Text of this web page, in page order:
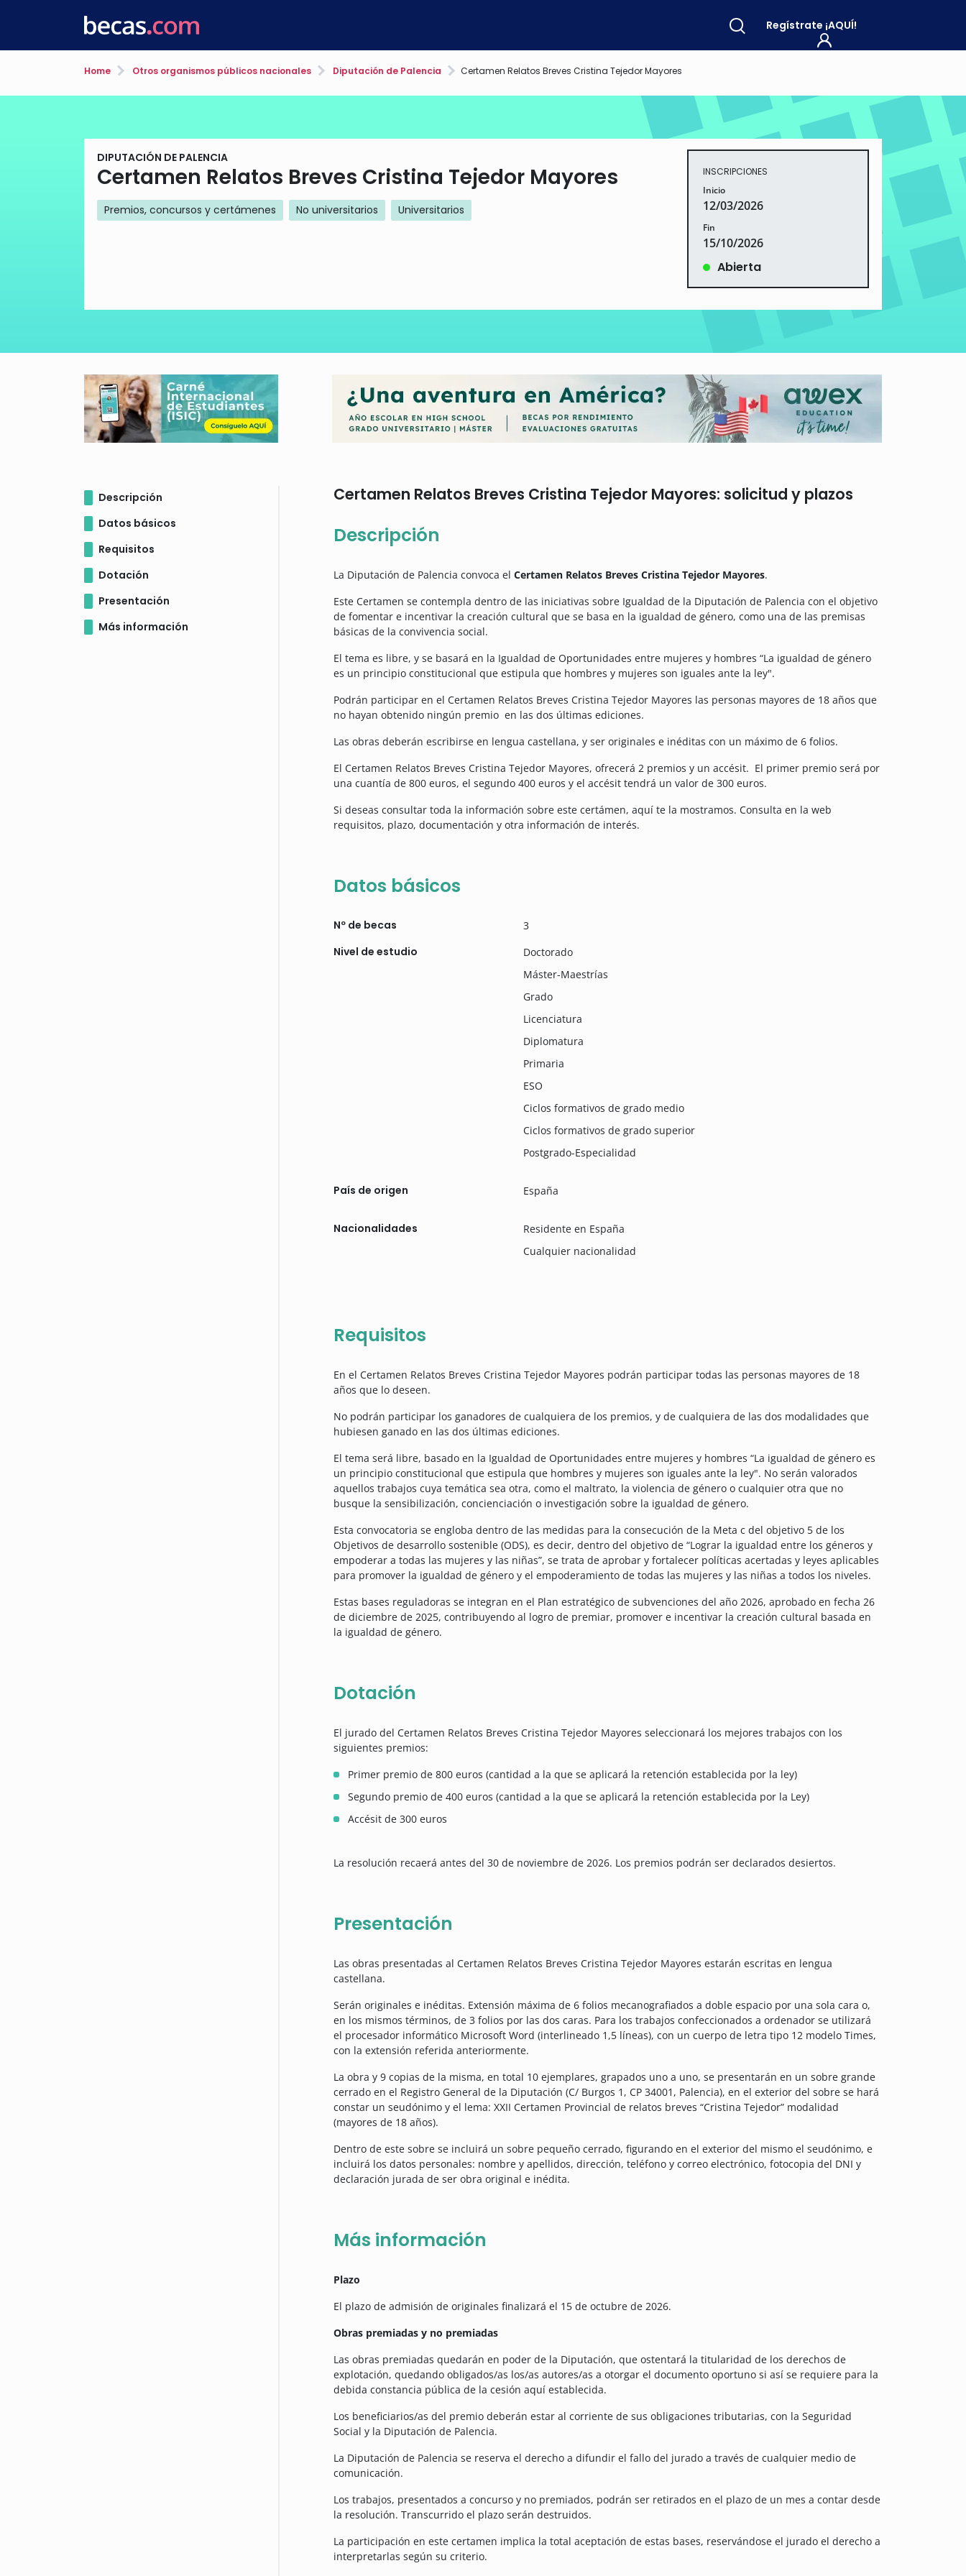
Regístrate ¡AQUÍ!
Home Otros organismos públicos nacionales Diputación de Palencia Certamen Relatos Breves Cristina Tejedor Mayores
DIPUTACIÓN DE PALENCIA
Certamen Relatos Breves Cristina Tejedor Mayores
Premios, concursos y certámenes No universitarios Universitarios
INSCRIPCIONES
Inicio
12/03/2026
Fin
15/10/2026
Abierta
Descripción
Datos básicos
Requisitos
Dotación
Presentación
Más información
Certamen Relatos Breves Cristina Tejedor Mayores: solicitud y plazos
Descripción
La Diputación de Palencia convoca el Certamen Relatos Breves Cristina Tejedor Mayores.
Este Certamen se contempla dentro de las iniciativas sobre Igualdad de la Diputación de Palencia con el objetivo
de fomentar e incentivar la creación cultural que se basa en la igualdad de género, como una de las premisas
básicas de la convivencia social.
El tema es libre, y se basará en la Igualdad de Oportunidades entre mujeres y hombres “La igualdad de género
es un principio constitucional que estipula que hombres y mujeres son iguales ante la ley".
Podrán participar en el Certamen Relatos Breves Cristina Tejedor Mayores las personas mayores de 18 años que
no hayan obtenido ningún premio en las dos últimas ediciones.
Las obras deberán escribirse en lengua castellana, y ser originales e inéditas con un máximo de 6 folios.
El Certamen Relatos Breves Cristina Tejedor Mayores, ofrecerá 2 premios y un accésit. El primer premio será por
una cuantía de 800 euros, el segundo 400 euros y el accésit tendrá un valor de 300 euros.
Si deseas consultar toda la información sobre este certámen, aquí te la mostramos. Consulta en la web
requisitos, plazo, documentación y otra información de interés.
Datos básicos
Nº de becas 3
Nivel de estudio
Doctorado
Máster-Maestrías
Grado
Licenciatura
Diplomatura
Primaria
ESO
Ciclos formativos de grado medio
Ciclos formativos de grado superior
Postgrado-Especialidad
País de origen España
Nacionalidades
Residente en España
Cualquier nacionalidad
Requisitos
En el Certamen Relatos Breves Cristina Tejedor Mayores podrán participar todas las personas mayores de 18
años que lo deseen.
No podrán participar los ganadores de cualquiera de los premios, y de cualquiera de las dos modalidades que
hubiesen ganado en las dos últimas ediciones.
El tema será libre, basado en la Igualdad de Oportunidades entre mujeres y hombres “La igualdad de género es
un principio constitucional que estipula que hombres y mujeres son iguales ante la ley". No serán valorados
aquellos trabajos cuya temática sea otra, como el maltrato, la violencia de género o cualquier otra que no
busque la sensibilización, concienciación o investigación sobre la igualdad de género.
Esta convocatoria se engloba dentro de las medidas para la consecución de la Meta c del objetivo 5 de los
Objetivos de desarrollo sostenible (ODS), es decir, dentro del objetivo de “Lograr la igualdad entre los géneros y
empoderar a todas las mujeres y las niñas”, se trata de aprobar y fortalecer políticas acertadas y leyes aplicables
para promover la igualdad de género y el empoderamiento de todas las mujeres y las niñas a todos los niveles.
Estas bases reguladoras se integran en el Plan estratégico de subvenciones del año 2026, aprobado en fecha 26
de diciembre de 2025, contribuyendo al logro de premiar, promover e incentivar la creación cultural basada en
la igualdad de género.
Dotación
El jurado del Certamen Relatos Breves Cristina Tejedor Mayores seleccionará los mejores trabajos con los
siguientes premios:
Primer premio de 800 euros (cantidad a la que se aplicará la retención establecida por la ley)
Segundo premio de 400 euros (cantidad a la que se aplicará la retención establecida por la Ley)
Accésit de 300 euros
La resolución recaerá antes del 30 de noviembre de 2026. Los premios podrán ser declarados desiertos.
Presentación
Las obras presentadas al Certamen Relatos Breves Cristina Tejedor Mayores estarán escritas en lengua
castellana.
Serán originales e inéditas. Extensión máxima de 6 folios mecanografiados a doble espacio por una sola cara o,
en los mismos términos, de 3 folios por las dos caras. Para los trabajos confeccionados a ordenador se utilizará
el procesador informático Microsoft Word (interlineado 1,5 líneas), con un cuerpo de letra tipo 12 modelo Times,
con la extensión referida anteriormente.
La obra y 9 copias de la misma, en total 10 ejemplares, grapados uno a uno, se presentarán en un sobre grande
cerrado en el Registro General de la Diputación (C/ Burgos 1, CP 34001, Palencia), en el exterior del sobre se hará
constar un seudónimo y el lema: XXII Certamen Provincial de relatos breves “Cristina Tejedor” modalidad
(mayores de 18 años).
Dentro de este sobre se incluirá un sobre pequeño cerrado, figurando en el exterior del mismo el seudónimo, e
incluirá los datos personales: nombre y apellidos, dirección, teléfono y correo electrónico, fotocopia del DNI y
declaración jurada de ser obra original e inédita.
Más información
Plazo
El plazo de admisión de originales finalizará el 15 de octubre de 2026.
Obras premiadas y no premiadas
Las obras premiadas quedarán en poder de la Diputación, que ostentará la titularidad de los derechos de
explotación, quedando obligados/as los/as autores/as a otorgar el documento oportuno si así se requiere para la
debida constancia pública de la cesión aquí establecida.
Los beneficiarios/as del premio deberán estar al corriente de sus obligaciones tributarias, con la Seguridad
Social y la Diputación de Palencia.
La Diputación de Palencia se reserva el derecho a difundir el fallo del jurado a través de cualquier medio de
comunicación.
Los trabajos, presentados a concurso y no premiados, podrán ser retirados en el plazo de un mes a contar desde
la resolución. Transcurrido el plazo serán destruidos.
La participación en este certamen implica la total aceptación de estas bases, reservándose el jurado el derecho a
interpretarlas según su criterio.